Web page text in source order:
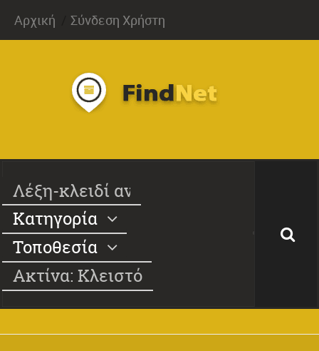
Αρχική Σύνδεση Χρήστη
Κατηγορία
Τοποθεσία
Ακτίνα: Κλειστό